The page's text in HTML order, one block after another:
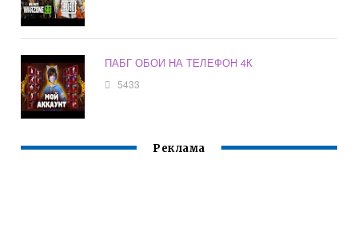
ПАБГ ОБОИ НА ТЕЛЕФОН 4К
5433
Реклама